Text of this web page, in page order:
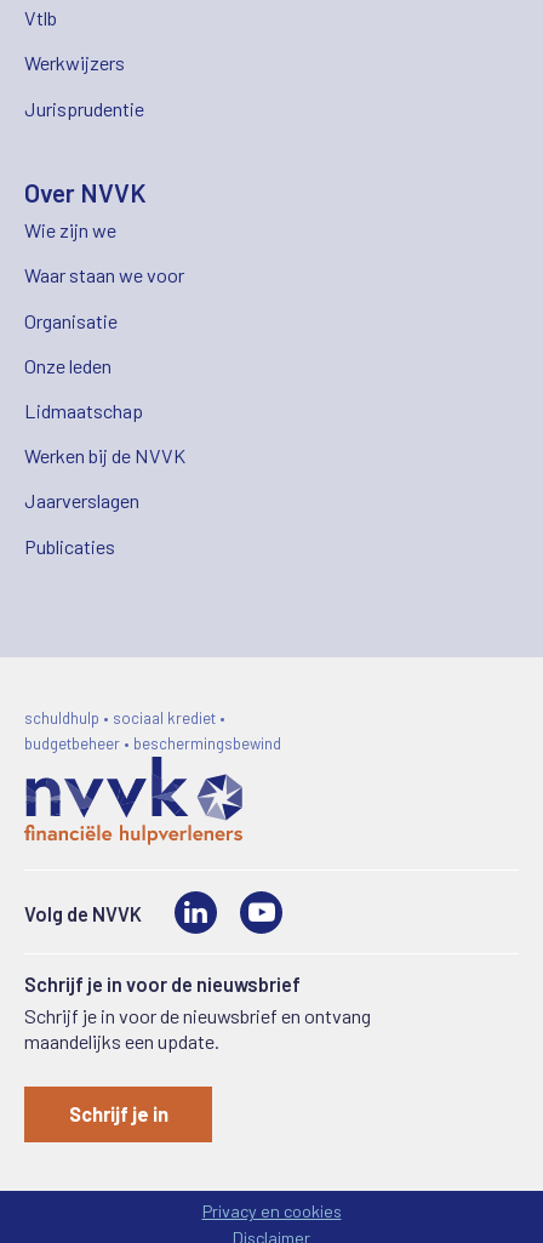
Vtlb
Werkwijzers
Jurisprudentie
Over NVVK
Wie zijn we
Waar staan we voor
Organisatie
Onze leden
Lidmaatschap
Werken bij de NVVK
Jaarverslagen
Publicaties
schuldhulp • sociaal krediet •
budgetbeheer • beschermingsbewind
Volg de NVVK LinkedIn
Schrijf je in voor de nieuwsbrief
Schrijf je in voor de nieuwsbrief en ontvang
maandelijks een update.
Schrijf je in
Privacy en cookies
Disclaimer